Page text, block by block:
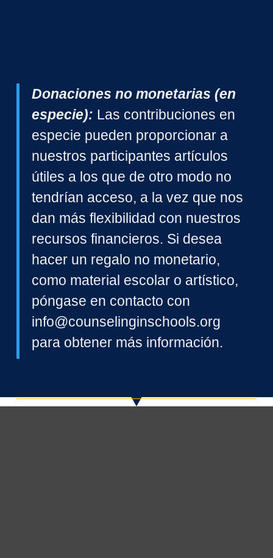
Donaciones no monetarias (en
especie): Las contribuciones en
especie pueden proporcionar a
nuestros participantes artículos
útiles a los que de otro modo no
tendrían acceso, a la vez que nos
dan más flexibilidad con nuestros
recursos financieros. Si desea
hacer un regalo no monetario,
como material escolar o artístico,
póngase en contacto con
info@counselinginschools.org
para obtener más información.